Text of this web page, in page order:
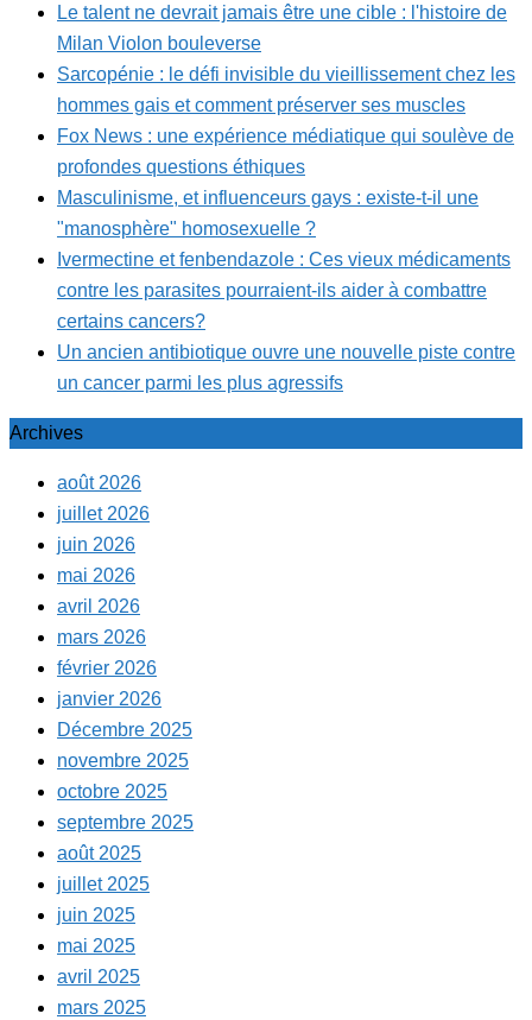
Le talent ne devrait jamais être une cible : l'histoire de
Milan Violon bouleverse
Sarcopénie : le défi invisible du vieillissement chez les
hommes gais et comment préserver ses muscles
Fox News : une expérience médiatique qui soulève de
profondes questions éthiques
Masculinisme, et influenceurs gays : existe-t-il une
"manosphère" homosexuelle ?
Ivermectine et fenbendazole : Ces vieux médicaments
contre les parasites pourraient-ils aider à combattre
certains cancers?
Un ancien antibiotique ouvre une nouvelle piste contre
un cancer parmi les plus agressifs
Archives
août 2026
juillet 2026
juin 2026
mai 2026
avril 2026
mars 2026
février 2026
janvier 2026
Décembre 2025
novembre 2025
octobre 2025
septembre 2025
août 2025
juillet 2025
juin 2025
mai 2025
avril 2025
mars 2025